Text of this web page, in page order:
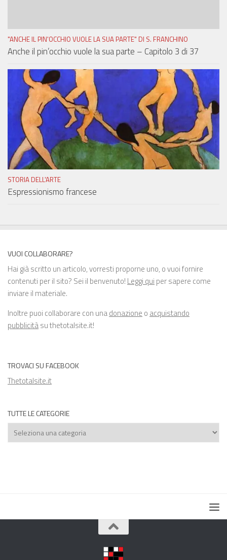
"ANCHE IL PIN'OCCHIO VUOLE LA SUA PARTE" DI S. FRANCHINO
Anche il pin’occhio vuole la sua parte – Capitolo 3 di 37
STORIA DELL'ARTE
Espressionismo francese
VUOI COLLABORARE?
Hai già scritto un articolo, vorresti proporne uno, o vuoi fornire
contenuti per il sito? Sei il benvenuto! Leggi qui per sapere come
inviare il materiale.
Inoltre puoi collaborare con unadonazione o acquistando
pubblicitàsu thetotalsite.it!
TROVACI SU FACEBOOK
Thetotalsite.it
TUTTE LE CATEGORIE
Tutte
le